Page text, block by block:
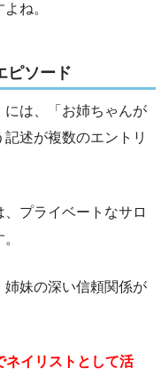
ね。
ピソード
は、「お姉ちゃんが
述が複数のエントリ
プライベートなサロ
姉妹の深い信頼関係が
ネイリストとして活